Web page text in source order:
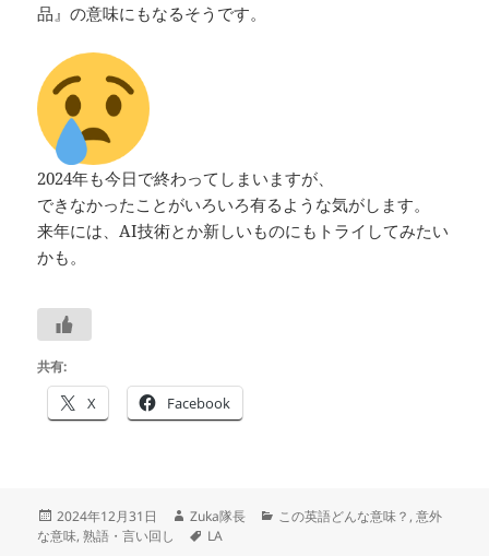
品』の意味にもなるそうです。
2024年も今日で終わってしまいますが、
できなかったことがいろいろ有るような気がします。
来年には、AI技術とか新しいものにもトライしてみたい
かも。
共有:
X Facebook
投
稿
2024年12月31日
作
成
Zuka隊長
カ
この英語どんな意味？ ,意外
な意味,熟語・言い回し
タ
LA